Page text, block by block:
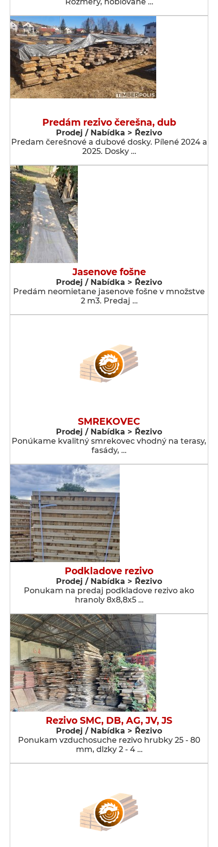
Predám rezivo čerešna, dub
Prodej / Nabídka > Řezivo
Predam čerešnové a dubové dosky. Pílené 2024 a
2025. Dosky …
Jasenove fošne
Prodej / Nabídka > Řezivo
Predám neomietane jasenove fošne v množstve
2 m3. Predaj …
SMREKOVEC
Prodej / Nabídka > Řezivo
Ponúkame kvalitný smrekovec vhodný na terasy,
fasády, …
Podkladove rezivo
Prodej / Nabídka > Řezivo
Ponukam na predaj podkladove rezivo ako
hranoly 8x8,8x5 …
Rezivo SMC, DB, AG, JV, JS
Prodej / Nabídka > Řezivo
Ponukam vzduchosuche rezivo hrubky 25 - 80
mm, dlzky 2 - 4 …